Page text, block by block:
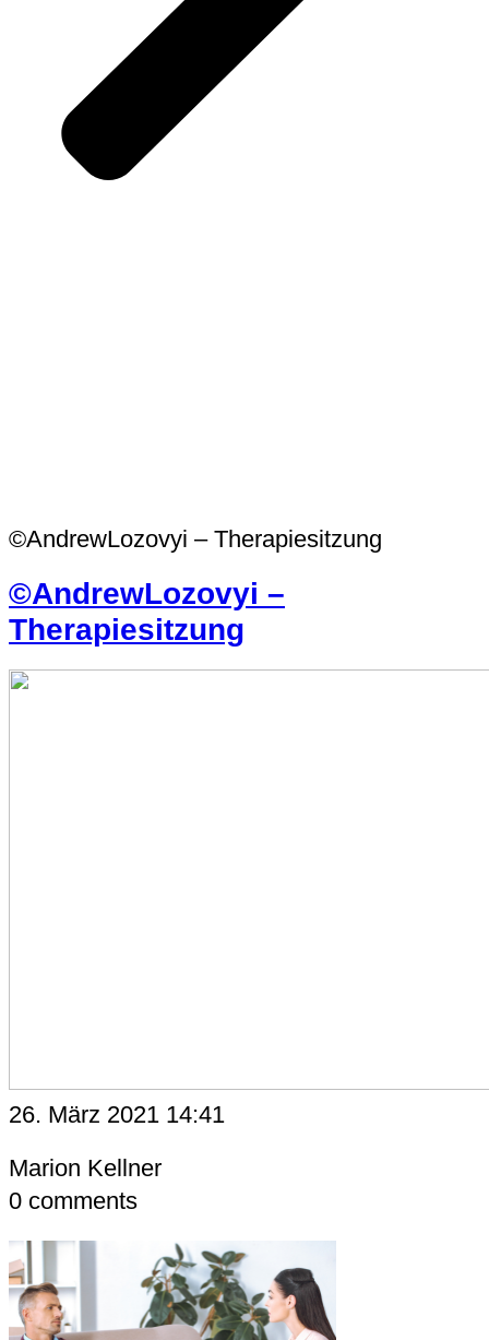
©AndrewLozovyi – Therapiesitzung
©AndrewLozovyi –
Therapiesitzung
26. März 2021 14:41
Marion Kellner
0 comments